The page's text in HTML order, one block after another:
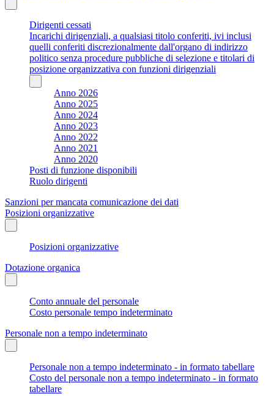
Dirigenti cessati
Incarichi dirigenziali, a qualsiasi titolo conferiti, ivi inclusi
quelli conferiti discrezionalmente dall'organo di indirizzo
politico senza procedure pubbliche di selezione e titolari di
posizione organizzativa con funzioni dirigenziali
Anno 2026
Anno 2025
Anno 2024
Anno 2023
Anno 2022
Anno 2021
Anno 2020
Posti di funzione disponibili
Ruolo dirigenti
Sanzioni per mancata comunicazione dei dati
Posizioni organizzative
Posizioni organizzative
Dotazione organica
Conto annuale del personale
Costo personale tempo indeterminato
Personale non a tempo indeterminato
Personale non a tempo indeterminato - in formato tabellare
Costo del personale non a tempo indeterminato - in formato
tabellare